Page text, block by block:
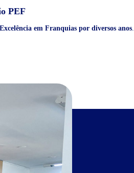
PEF
Excelência em Franquias por diversos anos.